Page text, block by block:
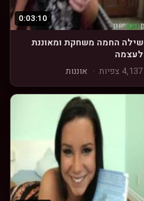
0:03:10
שילה החמה משחקת ומאוננת
לעצמה
4,137 צפיות
· אוננות